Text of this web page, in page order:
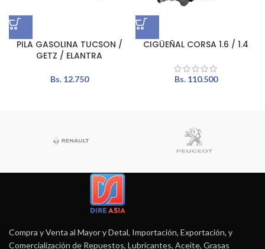
PILA GASOLINA TUCSON /
GETZ / ELANTRA
Bs.12.750
CIGÜEÑAL CORSA 1.6 / 1.4
Bs.110.500
Compra y Venta al Mayor y Detal, Importación, Exportación, y
Comercialización de Repuestos, Lubricantes, Aceite, Grasas